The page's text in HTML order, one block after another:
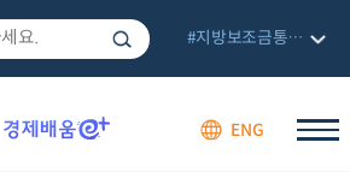
ENG
#지방보조금통합관리망